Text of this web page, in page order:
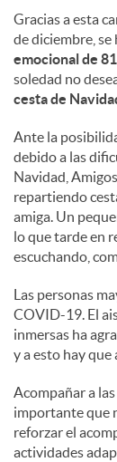
Gracias a esta
de diciembre,
emocional de
soledad no
cesta de
Ante la
debido a las
Navidad,
repartiendo
amiga. Un
lo que tarde en
escuchando,
Las personas
COVID-19. El
inmersas ha
y a esto hay
Acompañar a
importante que
reforzar el
actividades